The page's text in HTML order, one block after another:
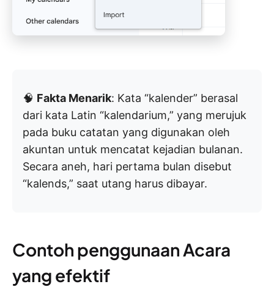
🧠 Fakta Menarik: Kata “kalender” berasal
dari kata Latin “kalendarium,” yang merujuk
pada buku catatan yang digunakan oleh
akuntan untuk mencatat kejadian bulanan.
Secara aneh, hari pertama bulan disebut
“kalends,” saat utang harus dibayar.
Contoh penggunaan Acara
yang efektif